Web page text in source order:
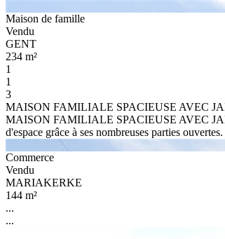
Maison de famille
Vendu
GENT
234 m²
1
1
3
MAISON FAMILIALE SPACIEUSE AVEC
MAISON FAMILIALE SPACIEUSE AVEC
d'espace grâce à ses nombreuses parties
Commerce
Vendu
MARIAKERKE
144 m²
...
...